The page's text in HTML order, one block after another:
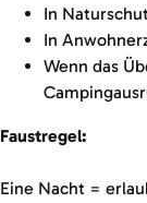
In
In
Wenn das
Faustregel:
Eine Nacht =